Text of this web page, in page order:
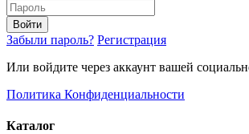
Войти
Забыли пароль? Регистрация
Или войдите через аккаунт вашей
Политика Конфиденциальности
Каталог